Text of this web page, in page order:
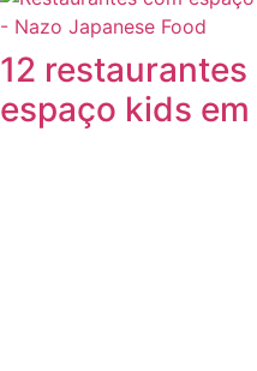
12 restaurantes
espaço kids em